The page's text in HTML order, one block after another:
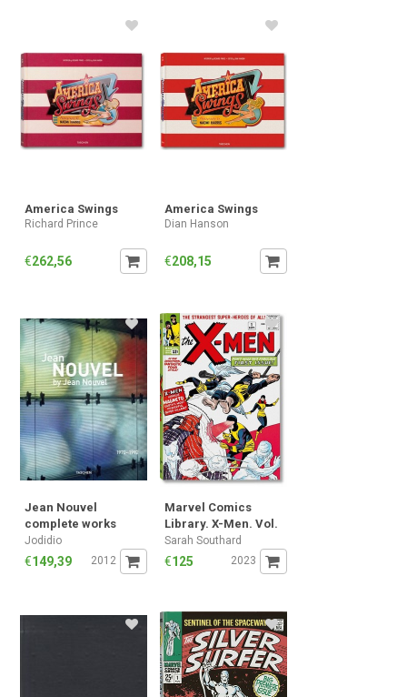
America Swings
Richard Prince
€262,56
America Swings
Dian Hanson
€208,15
Jean Nouvel
complete works
1970-2008
Jodidio
€149,39 2012
Marvel Comics
Library. X-Men. Vol.
1. 1963–1966
Sarah Southard
€125 2023